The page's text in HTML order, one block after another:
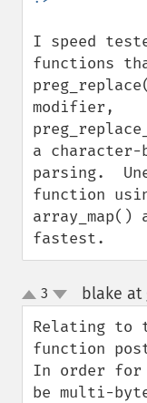
I speed
functions
modifier,
a character-
parsing.
function
array_map()
fastest.
up
down
3 blake at
Relating to
function
In order
be multi-